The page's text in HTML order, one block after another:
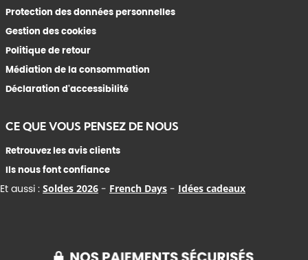
Protection des données personnelles
Gestion des cookies
Politique de retour
Médiation de la consommation
Déclaration d'accessibilité
CE QUE VOUS PENSEZ DE NOUS
Retrouvez les avis clients
Ils nous font confiance
Et aussi : Soldes 2026 - French Days - Idées cadeaux